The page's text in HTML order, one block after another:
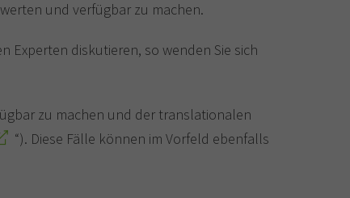
und verfügbar zu machen.
Experten diskutieren, so wenden Sie sich
zu machen und der translationalen
“). Diese Fälle können im Vorfeld ebenfalls